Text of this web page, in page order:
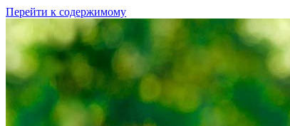
Перейти к содержимому